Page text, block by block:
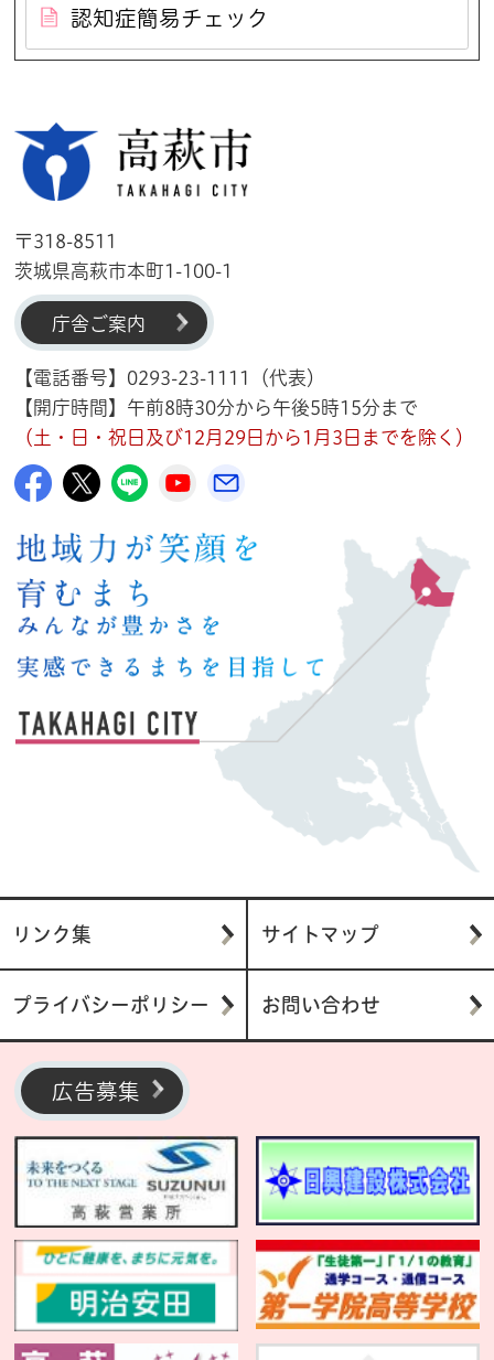
認知症簡易チェック
〒318-8511
茨城県高萩市本町1-100-1
庁舎ご案内
【電話番号】0293-23-1111（代表）
【開庁時間】午前8時30分から午後5時15分まで
（土・日・祝日及び12月29日から1月3日までを除く）
高萩市公式Facebook
高萩市公式X
高萩市公式LINE
高萩市YouTube公式チャンネル
リンク集 サイトマップ
プライバシーポリシー お問い合わせ
広告募集